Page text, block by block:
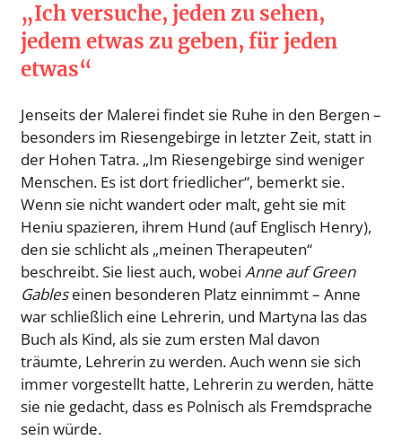
„Ich versuche, jeden zu sehen,
jedem etwas zu geben, für jeden
etwas“
Jenseits der Malerei findet sie Ruhe in den Bergen –
besonders im Riesengebirge in letzter Zeit, statt in
der Hohen Tatra. „Im Riesengebirge sind weniger
Menschen. Es ist dort friedlicher“, bemerkt sie.
Wenn sie nicht wandert oder malt, geht sie mit
Heniu spazieren, ihrem Hund (auf Englisch Henry),
den sie schlicht als „meinen Therapeuten“
beschreibt. Sie liest auch, wobei Anne auf Green
Gableseinen besonderen Platz einnimmt – Anne
war schließlich eine Lehrerin, und Martyna las das
Buch als Kind, als sie zum ersten Mal davon
träumte, Lehrerin zu werden. Auch wenn sie sich
immer vorgestellt hatte, Lehrerin zu werden, hätte
sie nie gedacht, dass es Polnisch als Fremdsprache
sein würde.